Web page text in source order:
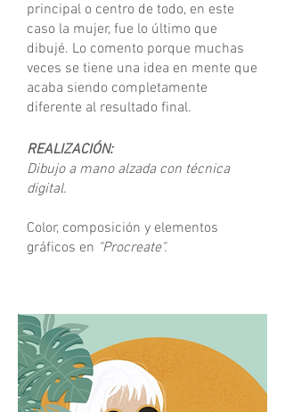
principal o centro de todo, en este
caso la mujer, fue lo último que
dibujé. Lo comento porque muchas
veces se tiene una idea en mente que
acaba siendo completamente
diferente al resultado final.
REALIZACIÓN:
Dibujo a mano alzada con técnica
digital.
Color, composición y elementos
gráficos en "Procreate".